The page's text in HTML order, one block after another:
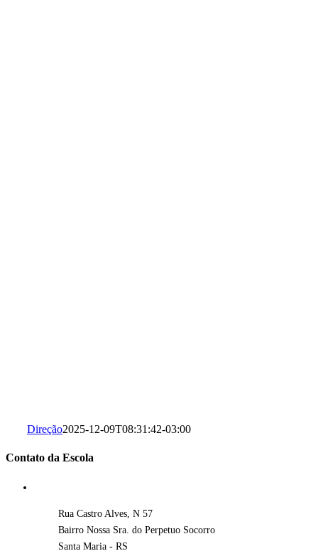
Direção2025-12-09T08:31:42-03:00
Contato da Escola
Rua Castro Alves, N 57
Bairro Nossa Sra. do Perpetuo Socorro
Santa Maria - RS